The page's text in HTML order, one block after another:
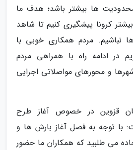
ها بیشتر باشد؛ هدف ما
کرونا پیشگیری کنیم تا شاهد
نباشیم. مردم همکاری خوبی با
در ادامه راه با همراهی مردم
و محورهای مواصلاتی اجرایی
قزوین در خصوص آغاز طرح
با توجه به فصل آغاز بارش ها و
می طلبید که همکاران ما حضور